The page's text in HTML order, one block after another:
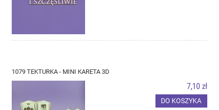
1079 TEKTURKA - MINI KARETA 3D
7,10 zł
DO KOSZYKA